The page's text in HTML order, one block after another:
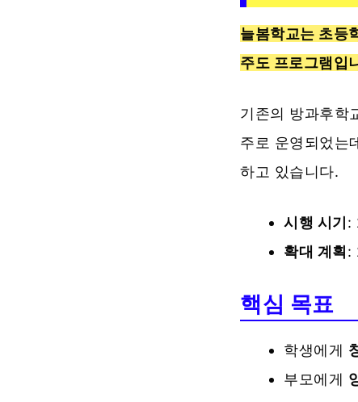
늘봄학교는 초등
주도 프로그램입
기존의 방과후학
주로 운영되었는
하고 있습니다.
시행 시기 :
확대 계획 :
핵심 목표
학생에게
부모에게